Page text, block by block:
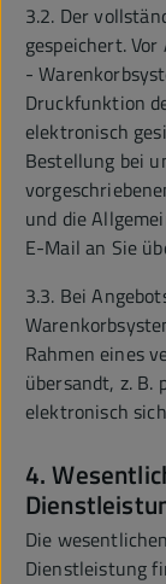
3.2. Der
gespeichert.
-
Druckfunktion
elektronisch
Bestellung bei
und die
E-Mail an Sie
3.3. Bei
Rahmen eines
übersandt, z. B.
elektronisch
4.
Die
Dienstleistung